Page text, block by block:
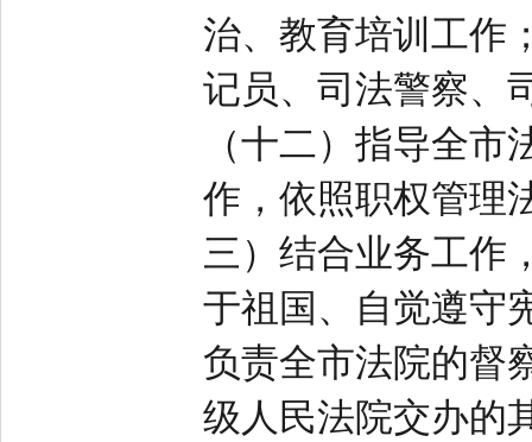
治、教育培训工作
记员、司法警察、
（十二）指导全
作，依照职权管理
三）结合业务工作
于祖国、自觉遵守
负责全市法院的督
级人民法院交办的